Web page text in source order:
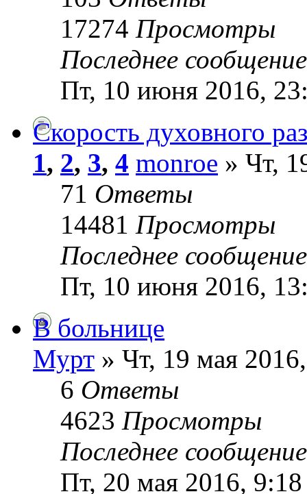
17274 Просмотры
Последнее
Пт, 10 июня 2016,
Скорость духовного
1, 2, 3, 4 monroe » Чт,
71 Ответы
14481 Просмотры
Последнее
Пт, 10 июня 2016,
В больнице
Мурт » Чт, 19 мая
6 Ответы
4623 Просмотры
Последнее
Пт, 20 мая 2016, 9:18